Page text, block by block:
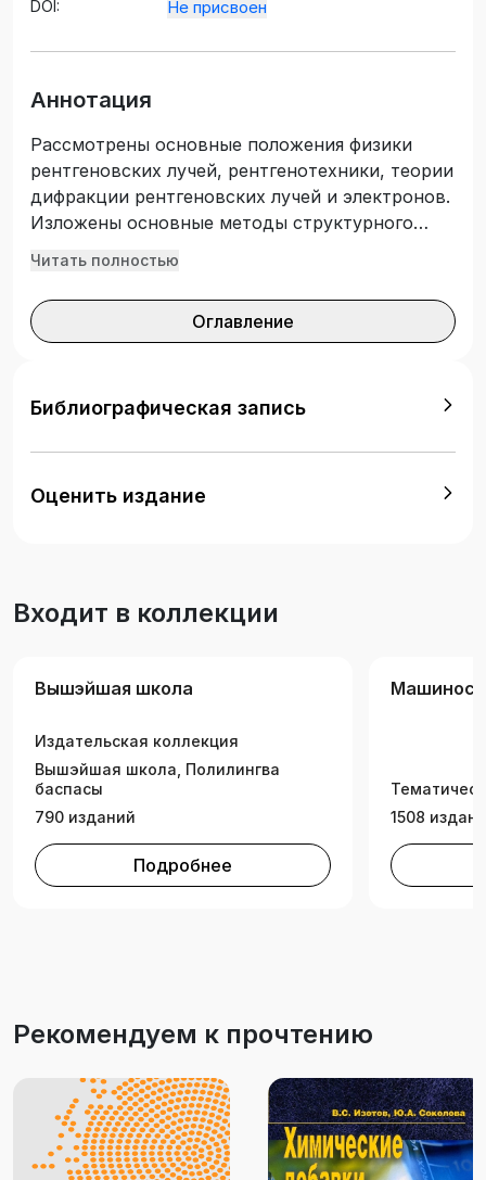
DOI:
Не присвоен
Аннотация
Рассмотрены основные положения физики
рентгеновских лучей, рентгенотехники, теории
дифракции рентгеновских лучей и электронов.
Изложены основные методы структурного
анализа и его практического применения для
специализирующихся в области физики и
химии конденсированного состояния,
аспирантам, инженерам и исследователям.
Читать полностью
Оглавление
Библиографическая запись
Оценить издание
Входит в коллекции
Вышэйшая школа
Издательская коллекция
Вышэйшая школа, Полилингва
баспасы
790 изданий
Подробнее
1508
Рекомендуем к прочтению